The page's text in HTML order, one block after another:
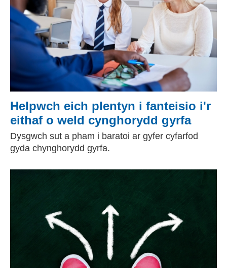
Helpwch eich plentyn i fanteisio i'r
eithaf o weld cynghorydd gyrfa
Dysgwch sut a pham i baratoi ar gyfer cyfarfod
gyda chynghorydd gyrfa.